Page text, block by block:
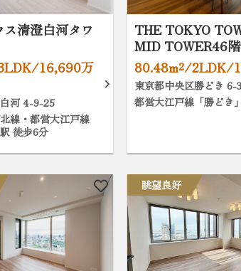
清澄白河タワ
16,690万
河 4-9-25
線・都営大江戸線
徒歩6分
THE TOKYO
MID TOWER46階
80.48m²/2LDK/
東京都中央区勝どき 6-
都営大江戸線「勝どき
眺望良好